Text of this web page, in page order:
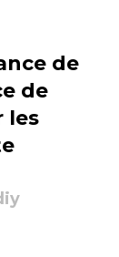
de
de
les